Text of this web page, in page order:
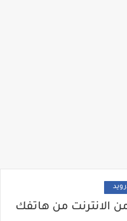
الانترنت من هاتفك